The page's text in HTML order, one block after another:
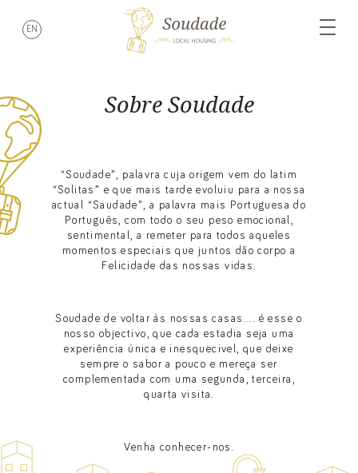
EN
Sobre Soudade
“Soudade”, palavra cuja origem vem do latim
“Solitas” e que mais tarde evoluiu para a nossa
actual “Saudade”, a palavra mais Portuguesa do
Português, com todo o seu peso emocional,
sentimental, a remeter para todos aqueles
momentos especiais que juntos dão corpo a
Felicidade das nossas vidas.
Soudade de voltar às nossas casas…. é esse o
nosso objectivo, que cada estadia seja uma
experiência única e inesquecivel, que deixe
sempre o sabor a pouco e mereça ser
complementada com uma segunda, terceira,
quarta visita.
Venha conhecer-nos.